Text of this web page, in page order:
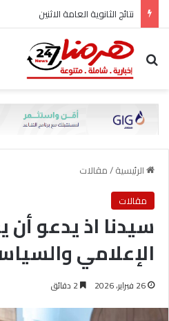
نتائج الثانوية العامة الاثنين
بحث عن
الرئيسية/مقالات
مقالات
سيدنا اذ يدعو
الإعلامي
26 فبراير، 2026